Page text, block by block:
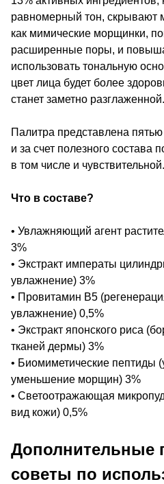
равномерный тон, скрывают
как мимические морщинки,
расширенные поры, и
использовать тональную
цвет лица будет более
станет заметно разглаженной.
Палитра представлена
и за счет полезного состава
в том числе и чувствительной.
Что в составе?
• Увлажняющий агент
3%
• Экстракт императы
увлажнение) 3%
• Провитамин В5
увлажнение) 0,5%
• Экстракт японского риса
тканей дермы) 3%
• Биомиметические пептиды
уменьшение морщин) 3%
• Светоотражающая
вид кожи) 0,5%
Дополнительные
советы по